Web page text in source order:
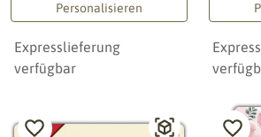
Personalisieren
Expresslieferung
verfügbar